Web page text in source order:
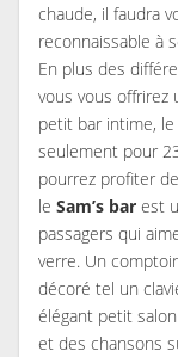
chaude, il faudra
reconnaissable à
En plus des
vous vous offrirez
petit bar intime, le
seulement pour
pourrez profiter
le Sam’s bar est
passagers qui
verre. Un
décoré tel un
élégant petit
et des chansons